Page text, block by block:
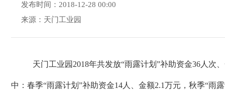
发布时间：2018-12-28 00:00
来源：天门工业园
天门工业园 2018年共发放“雨露计划”补助资金36人次
中：春季“雨露计划”补助资金14 人、金额2.1万元，秋季“雨